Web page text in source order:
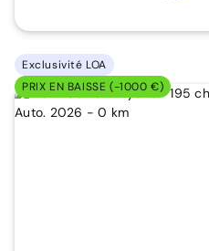
Exclusivité LOA
PRIX EN BAISSE (-1000 €)